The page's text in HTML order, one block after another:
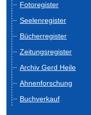
Fotoregister
Seelenregister
Bücherregister
Zeitungsregister
Archiv Gerd Heile
Ahnenforschung
Buchverkauf